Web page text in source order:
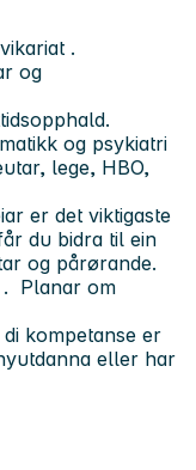
.
og
og psykiatri
lege, HBO,
er det viktigaste
du bidra til ein
og pårørande.
. Planar om
kompetanse er
eller har